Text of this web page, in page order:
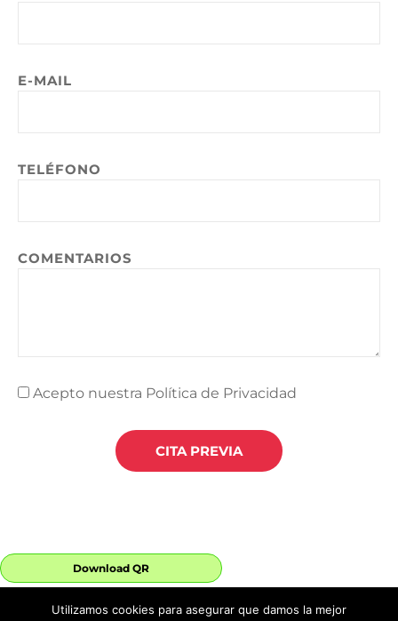
E-MAIL
TELÉFONO
COMENTARIOS
Acepto nuestra Política de Privacidad
CITA PREVIA
Download QR
Utilizamos cookies para asegurar que damos la mejor